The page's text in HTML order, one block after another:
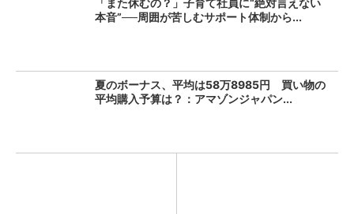
「また休むの？」子育て社員に“絶対言えない
本音”──周囲が苦しむサポート体制から...
夏のボーナス、平均は58万8985円 買い物の
平均購入予算は？：アマゾンジャパン...